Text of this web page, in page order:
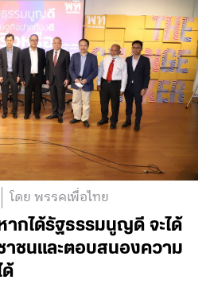
โดย พรรคเพื่อไทย
ากได้รัฐธรรมนูญดี จะได้
าชนและตอบสนองความ
ด้